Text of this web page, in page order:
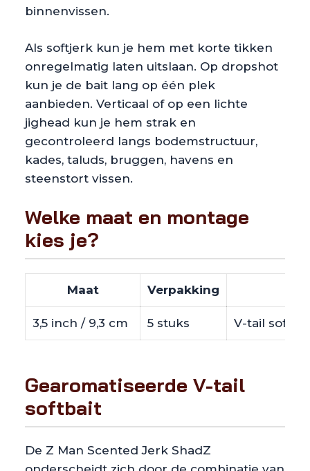
binnenvissen.
Als softjerk kun je hem met korte tikken
onregelmatig laten uitslaan. Op dropshot
kun je de bait lang op één plek
aanbieden. Verticaal of op een lichte
jighead kun je hem strak en
gecontroleerd langs bodemstructuur,
kades, taluds, bruggen, havens en
steenstort vissen.
Welke maat en montage
kies je?
Maat Verpakking
3,5 inch / 9,3 cm 5 stuks V-tail
Gearomatiseerde V-tail
softbait
De Z Man Scented Jerk ShadZ